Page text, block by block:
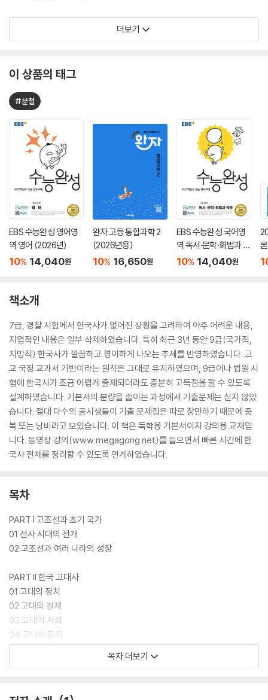
더보기
이 상품의 태그
#분철
EBS 수능완성 영어영
역 영어 (2026년)
10% 14,040원
완자 고등 통합과학 2
(2026년용)
10% 16,650원
EBS 수능완성 국어영
역 독서·문학·화법과 작
문 (2026년)
10% 14,040원
(
책소개
7급, 경찰 시험에서 한국사가 없어진 상황을 고려하여 아주 어려운 내용,
지엽적인 내용은 일부 삭제하였습니다. 특히 최근 3년 동안 9급(국가직,
지방직) 한국사가 깔끔하고 평이하게 나오는 추세를 반영하였습니다. 고
교 국정 교과서 기반이라는 원칙은 그대로 유지하였으며, 9급이나 법원 시
험에 한국사가 조금 어렵게 출제되더라도 충분히 고득점을 할 수 있도록
설계하였습니다. 기본서의 분량을 줄이는 과정에서 기출문제는 싣지 않았
습니다. 절대 다수의 공시생들이 기출 문제집은 따로 장만하기 때문에 중
복 또는 낭비라고 보았습니다. 이 책은 독학용 기본서이자 강의용 교재입
니다. 동영상 강의(www.megagong.net)를 들으면서 빠른 시간에 한
국사 전체를 정리할 수 있도록 연계하였습니다.
목차
PART I 고조선과 초기 국가
01 선사 시대의 전개
02 고조선과 여러 나라의 성장
PART II 한국 고대사
01 고대의 정치
02 고대의 경제
03 고대의 사회
04 고대의 문화
목차 더보기